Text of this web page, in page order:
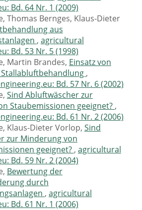
Bd. 64 Nr. 1 (2009)
Thomas Bernges, Klaus-Dieter
aus
, agricultural
Bd. 53 Nr. 5 (1998)
Martin Brandes, Einsatz von
,
Bd. 57 Nr. 6 (2002)
Sind Abluftwäscher zur
Staubemissionen geeignet? ,
Bd. 61 Nr. 2 (2006)
Klaus-Dieter Vorlop, Sind
zur Minderung von
geeignet? , agricultural
Bd. 59 Nr. 2 (2004)
Bewertung der
durch
, agricultural
Bd. 61 Nr. 1 (2006)